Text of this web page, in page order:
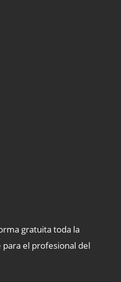
gratuita toda la
el profesional del